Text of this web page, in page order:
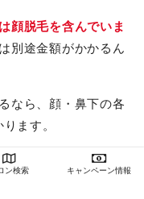
顔脱毛を含んでいま
別途金額がかかるん
なら、顔・鼻下の各
ます。
、最初から顔脱毛も
ン検索 キャンペーン情報